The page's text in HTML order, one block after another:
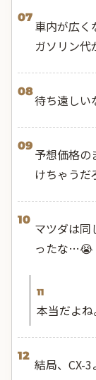
07
車内が広く
ガソリン代
08
待ち遠しい
09
予想価格の
けちゃうだ
10
マツダは同
ったな…😭
11
本当だよね
12
結局、CX-